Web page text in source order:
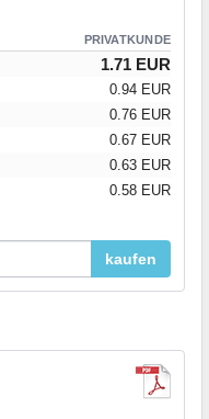
PRIVATKUNDE
1.71 EUR
0.94 EUR
0.76 EUR
0.67 EUR
0.63 EUR
0.58 EUR
kaufen